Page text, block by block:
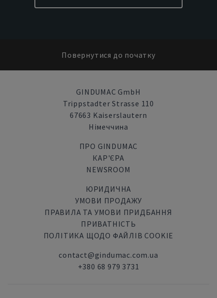
Повернутися до початку
GINDUMAC GmbH
Trippstadter Strasse 110
67663 Kaiserslautern
Німеччина
ПРО GINDUMAC
КАР'ЄРА
NEWSROOM
ЮРИДИЧНА
УМОВИ ПРОДАЖУ
ПРАВИЛА ТА УМОВИ ПРИДБАННЯ
ПРИВАТНІСТЬ
ПОЛІТИКА ЩОДО ФАЙЛІВ COOKIE
contact@gindumac.com.ua
+380 68 979 3731